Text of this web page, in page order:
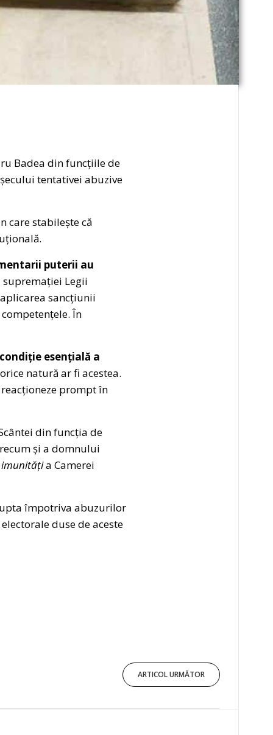
Badea din funcțiile de
tentativei abuzive
care stabilește că
puterii au
Legii
sancțiunii
În
esențială a
natură ar fi acestea.
prompt în
din funcția de
și a domnului
imunităția Camerei
împotriva abuzurilor
duse de aceste
ARTICOL URMĂTOR